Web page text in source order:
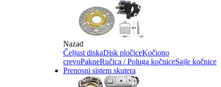
Nazad
Čeljust diskaDisk pločiceKočiono
crevoPakneRučica / Poluga kočniceSajle kočnice
Prenosni sistem skutera